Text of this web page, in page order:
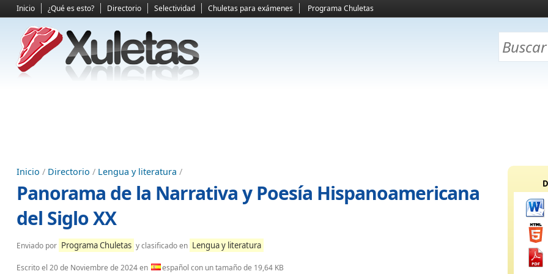
Inicio ¿Qué es esto? Directorio Selectividad Chuletas para exámenes Programa Chuletas
Inicio / Directorio / Lengua y literatura /
Panorama de la Narrativa y Poesía Hispanoamericana
del Siglo XX
Enviado por Programa Chuletas y clasificado en Lengua y literatura
Escrito el 20 de Noviembre de 2024en español con un tamaño de 19,64 KB